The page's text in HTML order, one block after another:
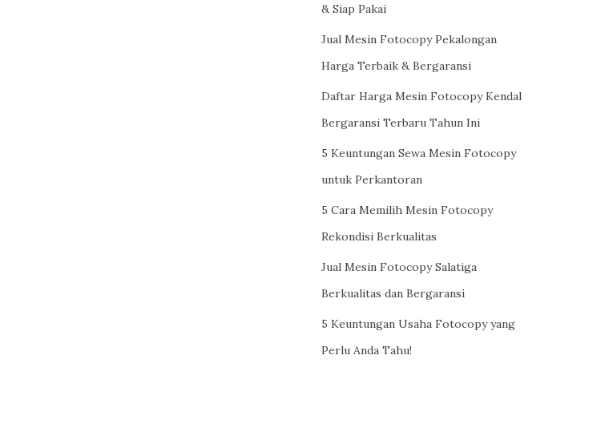
& Siap Pakai
Jual Mesin Fotocopy Pekalongan
Harga Terbaik & Bergaransi
Daftar Harga Mesin Fotocopy Kendal
Bergaransi Terbaru Tahun Ini
5 Keuntungan Sewa Mesin Fotocopy
untuk Perkantoran
5 Cara Memilih Mesin Fotocopy
Rekondisi Berkualitas
Jual Mesin Fotocopy Salatiga
Berkualitas dan Bergaransi
5 Keuntungan Usaha Fotocopy yang
Perlu Anda Tahu!